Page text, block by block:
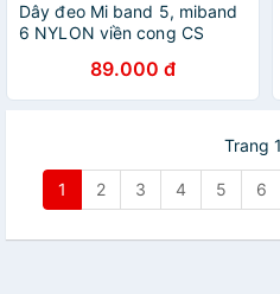
Dây đeo Mi band 5, miband
6 NYLON viền cong CS
thay thế mi band 6, miband
5 NYLON CS (Mijobs)
89.000 đ
Trang
1 2 3 4 5 6